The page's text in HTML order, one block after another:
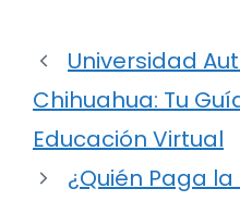
Universidad
Chihuahua: Tu
Educación Virtual
¿Quién Paga la